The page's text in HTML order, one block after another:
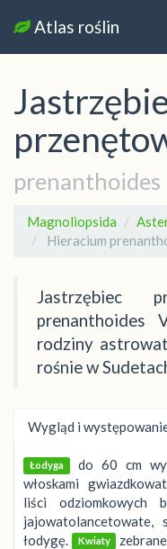
Atlas roślin
prenanthoides
Magnoliopsida
Hieracium
Jastrzębiec
prenanthoides
rodziny
rośnie w
Wygląd i
Łodyga do 60 cm
włoskami
liści odziomkowych
jajowatolancetowate,
łodygę.
Kwiaty